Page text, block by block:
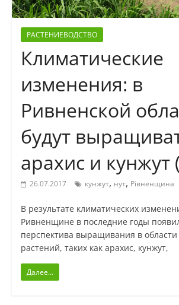
РАСТЕНИЕВОДСТВО
Климатические
изменения: в
Ривненской
будут
арахис и
26.07.2017 кунжут, нут, Рівненщина
В результате климатических
Ривненщине в последние годы
перспектива выращивания в
растений, таких как арахис, кунжут,
Далее...